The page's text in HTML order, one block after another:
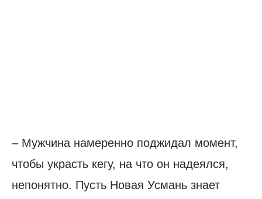
– Мужчина намеренно поджидал момент,
чтобы украсть кегу, на что он надеялся,
непонятно. Пусть Новая Усмань знает